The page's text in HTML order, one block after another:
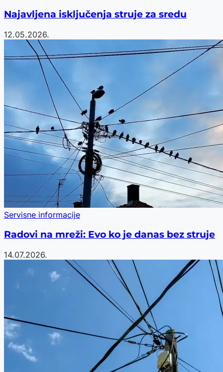
Najavljena isključenja struje za sredu
12.05.2026.
Servisne informacije
Radovi na mreži: Evo ko je danas bez struje
14.07.2026.